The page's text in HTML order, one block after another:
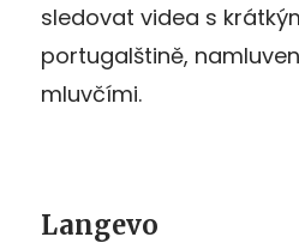
sledovat videa s
portugalštině,
mluvčími.
Langevo